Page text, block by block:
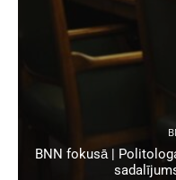
BNN fokusā |